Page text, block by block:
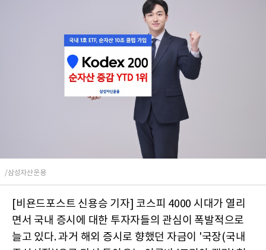
/삼성자산운용
[비욘드포스트 신용승 기자] 코스피 4000 시대가 열리
면서 국내 증시에 대한 투자자들의 관심이 폭발적으로
늘고 있다. 과거 해외 증시로 향했던 자금이 '국장(국내